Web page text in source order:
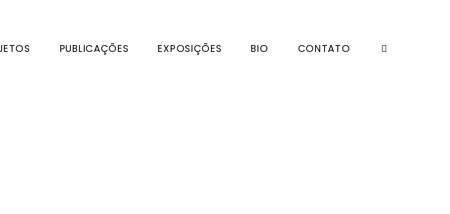
PUBLICAÇÕES EXPOSIÇÕES BIO CONTATO